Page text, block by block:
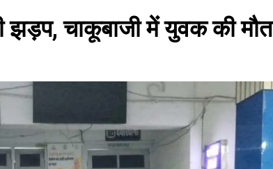
झड़प, चाकूबाजी में युवक की मौत